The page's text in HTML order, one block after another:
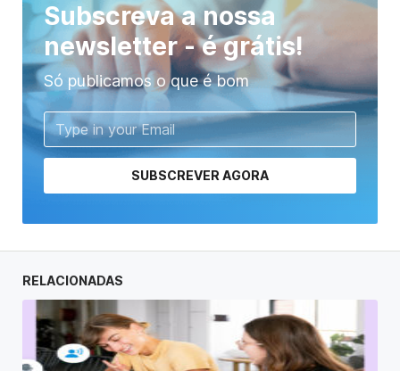
Subscreva a nossa
newsletter - é grátis!
Só publicamos o que é bom
SUBSCREVER AGORA
RELACIONADAS